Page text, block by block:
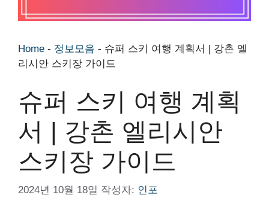
Home - 정보모음 - 슈퍼 스키 여행 계획서 | 강촌 엘
리시안 스키장 가이드
슈퍼 스키 여행 계획
서 | 강촌 엘리시안
스키장 가이드
2024년 10월 18일 작성자: 인포